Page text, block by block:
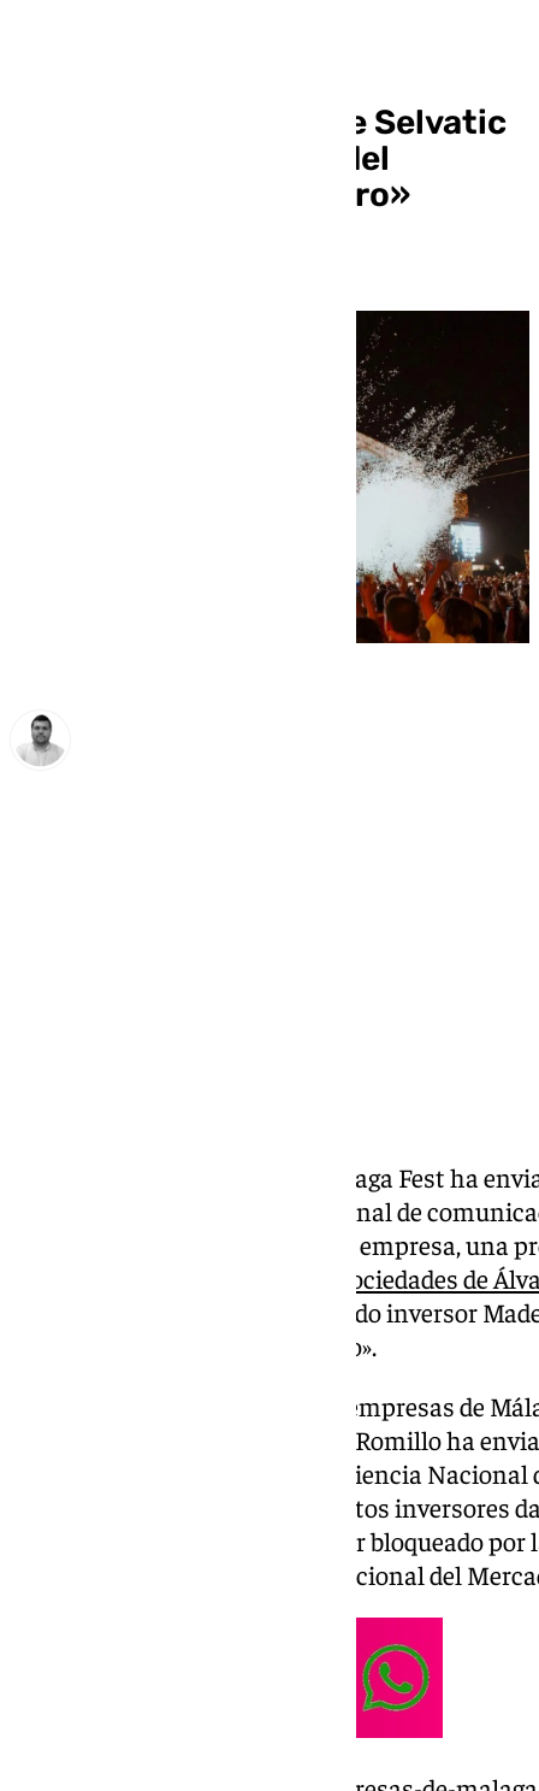
Socios capitalistas de Selvatic
Fest se desvinculan del
«chiringuito financiero»
La organización de Selvatic Málaga Fest ha
nota de prensa a través de su canal de
versión horas después de que la empresa, una
relación de sociedades de
presunta estafa a través del fondo inversor
como un «chiringuito financiero».
Selvatic Fest, junto a otras dos empresas de
Málaga), figura en una lista que Romillo ha
Instrucción número 4 de la Audiencia Nacional
demandas colectivas de supuestos inversores
repentino del fondo MIC tras ser bloqueado
denunciado por la Comisión Nacional del